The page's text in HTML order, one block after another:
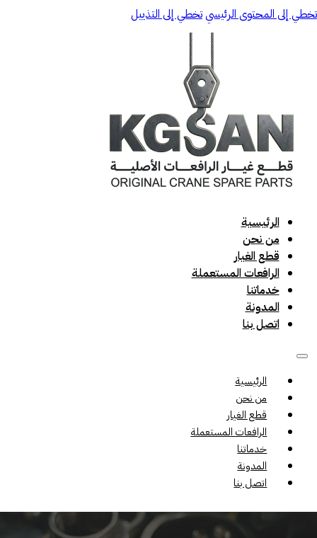
تخطي إلى المحتوى الرئيسيتخطي إلى التذييل
الرئيسية
من نحن
قطع الغيار
الرافعات المستعملة
خدماتنا
المدونة
اتصل بنا
الرئيسية
من نحن
قطع الغيار
الرافعات المستعملة
خدماتنا
المدونة
اتصل بنا